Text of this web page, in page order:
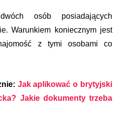
osób posiadających
Warunkiem koniecznym jest
z tymi osobami co
Jak aplikować o brytyjski
Jakie dokumenty trzeba